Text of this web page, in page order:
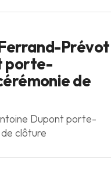
Prévot
porte-
de
Dupont porte-
clôture